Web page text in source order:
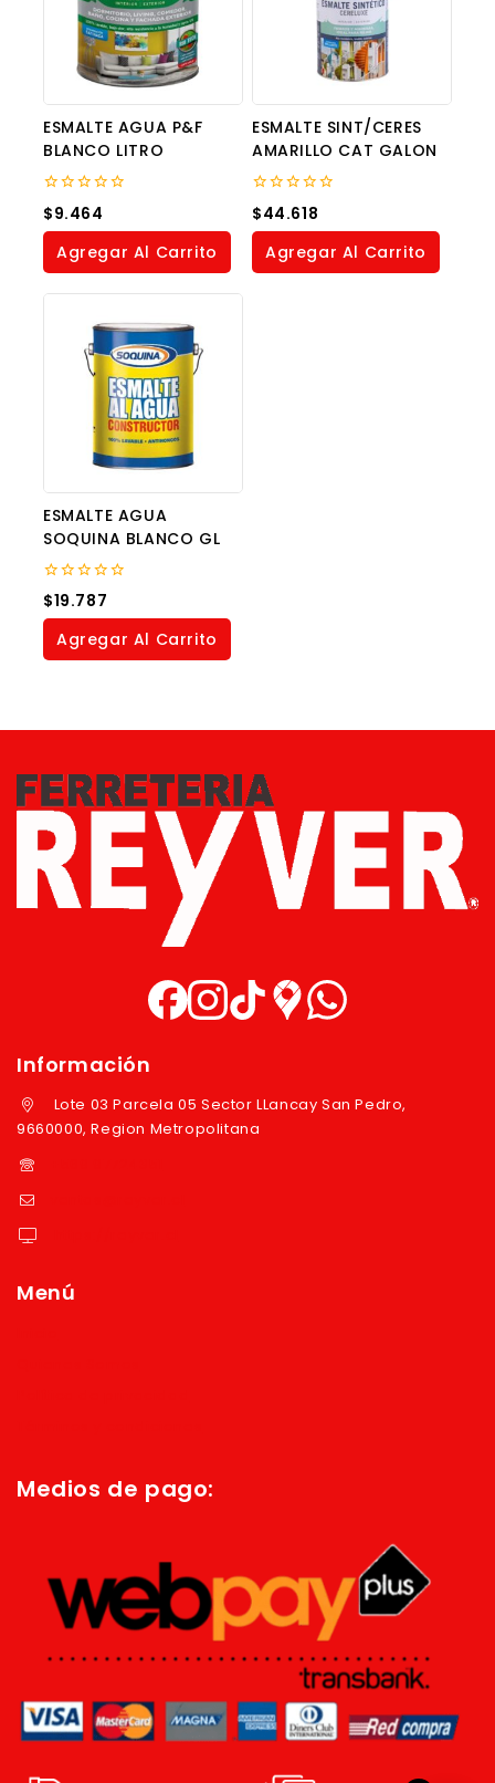
ESMALTE AGUA P&F
BLANCO LITRO
0
out
of
$9.464
Agregar Al Carrito
ESMALTE SINT/CERES
AMARILLO CAT GALON
0
out
of
$44.618
Agregar Al Carrito
ESMALTE AGUA
SOQUINA BLANCO GL
0
out
of
$19.787
Agregar Al Carrito
Información
Lote 03 Parcela 05 Sector LLancay San Pedro,
9660000, Region Metropolitana
Menú
Medios de pago: